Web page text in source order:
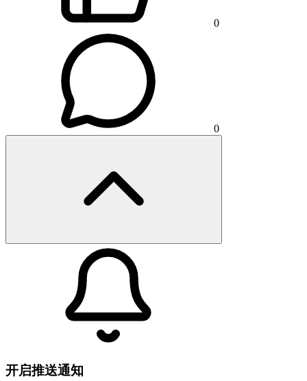
0
0
开启推送通知